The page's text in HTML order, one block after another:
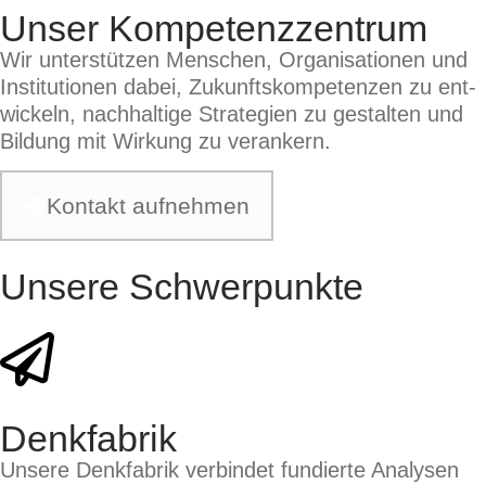
Unser Kompetenzzentrum
Wir unter­stüt­zen Men­schen, Orga­ni­sa­tio­nen und
Insti­tu­tio­nen dabei, Zukunfts­kom­pe­ten­zen zu ent­
wickeln, nach­hal­ti­ge Stra­te­gien zu gestal­ten und
Bil­dung mit Wir­kung zu ver­an­kern.
Kon­takt auf­neh­men
Unsere Schwerpunkte
Denkfabrik
Unse­re Denk­fa­brik ver­bin­det fun­dier­te Ana­ly­sen